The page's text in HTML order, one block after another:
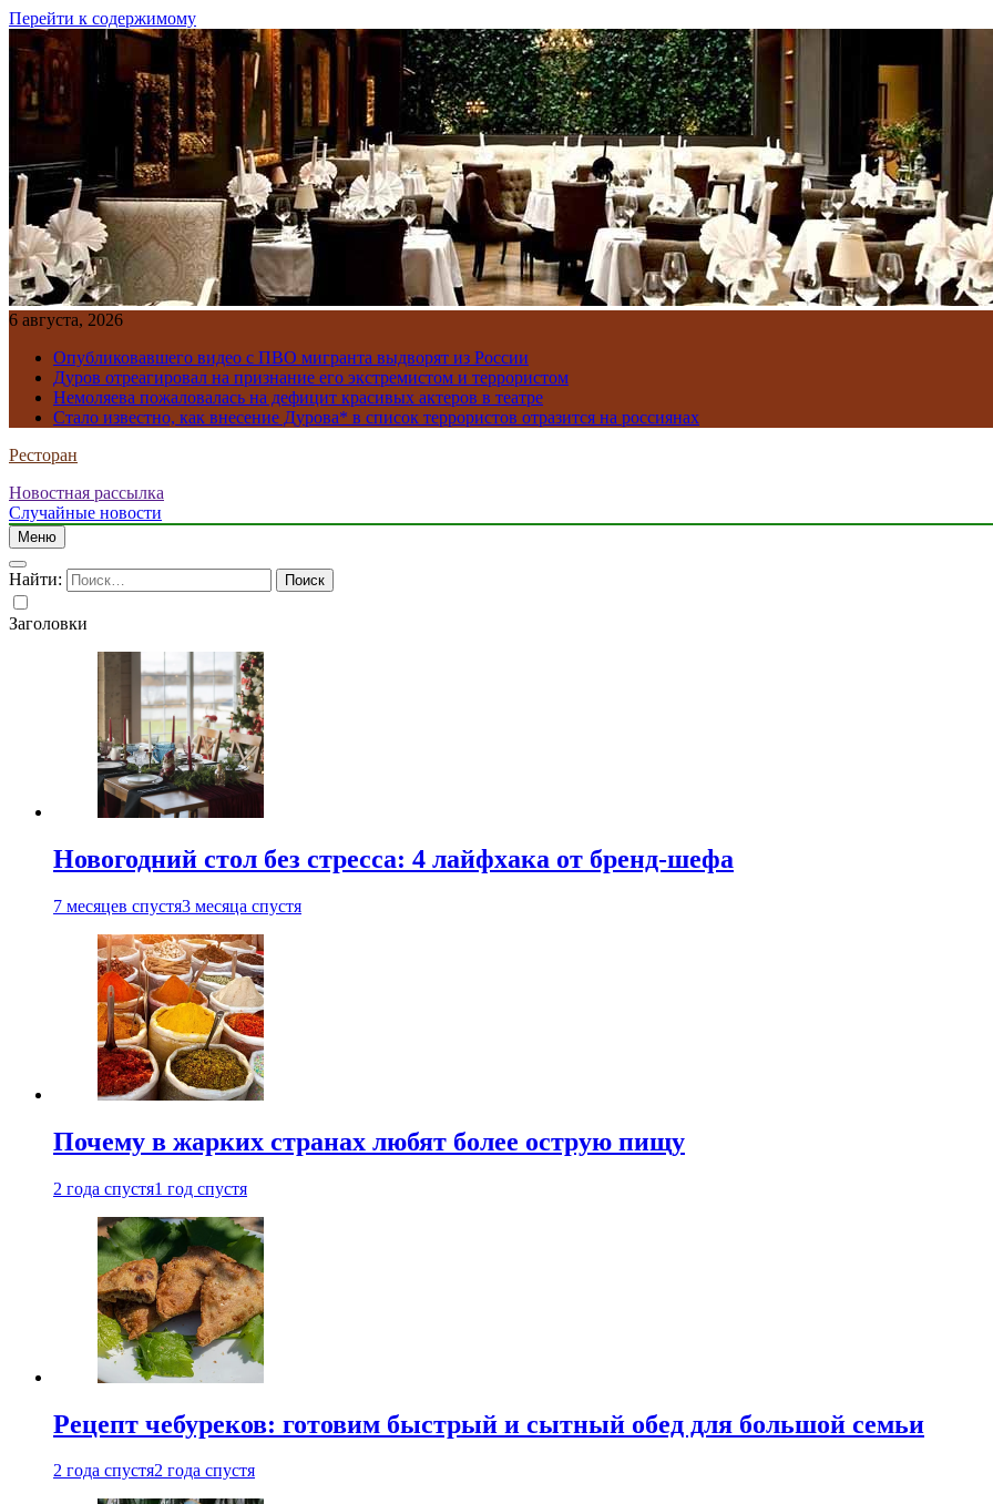
Перейти к содержимому
6 августа, 2026
Опубликовавшего видео с ПВО мигранта выдворят из России
Дуров отреагировал на признание его экстремистом и террористом
Немоляева пожаловалась на дефицит красивых актеров в театре
Стало известно, как внесение Дурова* в список террористов отразится на россиянах
Ресторан
Новостная рассылка
Случайные новости
Меню
Найти:
Заголовки
Новогодний стол без стресса: 4 лайфхака от бренд-шефа
7 месяцев спустя3 месяца спустя
Почему в жарких странах любят более острую пищу
2 года спустя1 год спустя
Рецепт чебуреков: готовим быстрый и сытный обед для большой семьи
2 года спустя2 года спустя